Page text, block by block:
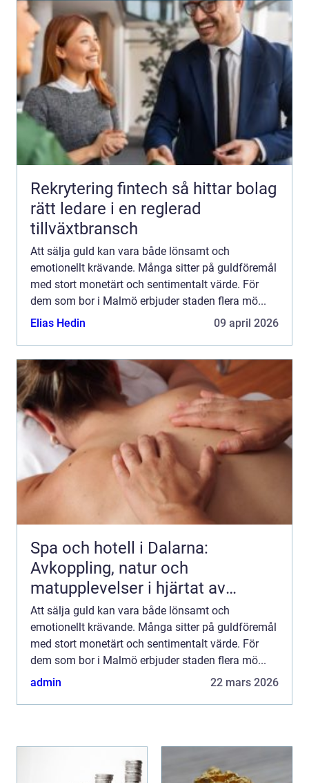
Rekrytering fintech så hittar bolag
rätt ledare i en reglerad
tillväxtbransch
Att sälja guld kan vara både lönsamt och
emotionellt krävande. Många sitter på guldföremål
med stort monetärt och sentimentalt värde. För
dem som bor i Malmö erbjuder staden flera mö...
Elias Hedin
09 april 2026
Spa och hotell i Dalarna:
Avkoppling, natur och
matupplevelser i hjärtat av
landskapet
Att sälja guld kan vara både lönsamt och
emotionellt krävande. Många sitter på guldföremål
med stort monetärt och sentimentalt värde. För
dem som bor i Malmö erbjuder staden flera mö...
admin
22 mars 2026